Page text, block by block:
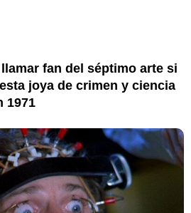
fan del séptimo arte si
joya de crimen y ciencia
1971